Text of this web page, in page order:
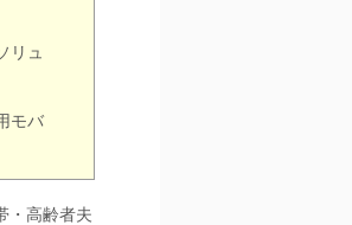
リュ
モバ
・高齢者夫